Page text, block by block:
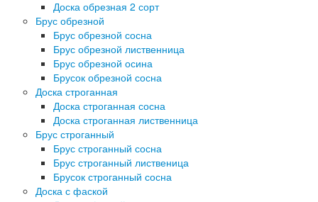
Доска обрезная 2 сорт
Брус обрезной
Брус обрезной сосна
Брус обрезной лиственница
Брус обрезной осина
Брусок обрезной сосна
Доска строганная
Доска строганная сосна
Доска строганная лиственница
Брус строганный
Брус строганный сосна
Брус строганный лиственица
Брусок строганный сосна
Доска с фаской